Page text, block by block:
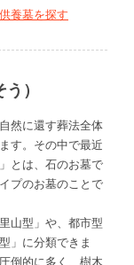
養墓を探す
）
然に還す葬法全体
す。その中で最近
とは、石のお墓で
プのお墓のことで
山型」や、都市型
」に分類できま
倒的に多く、樹木